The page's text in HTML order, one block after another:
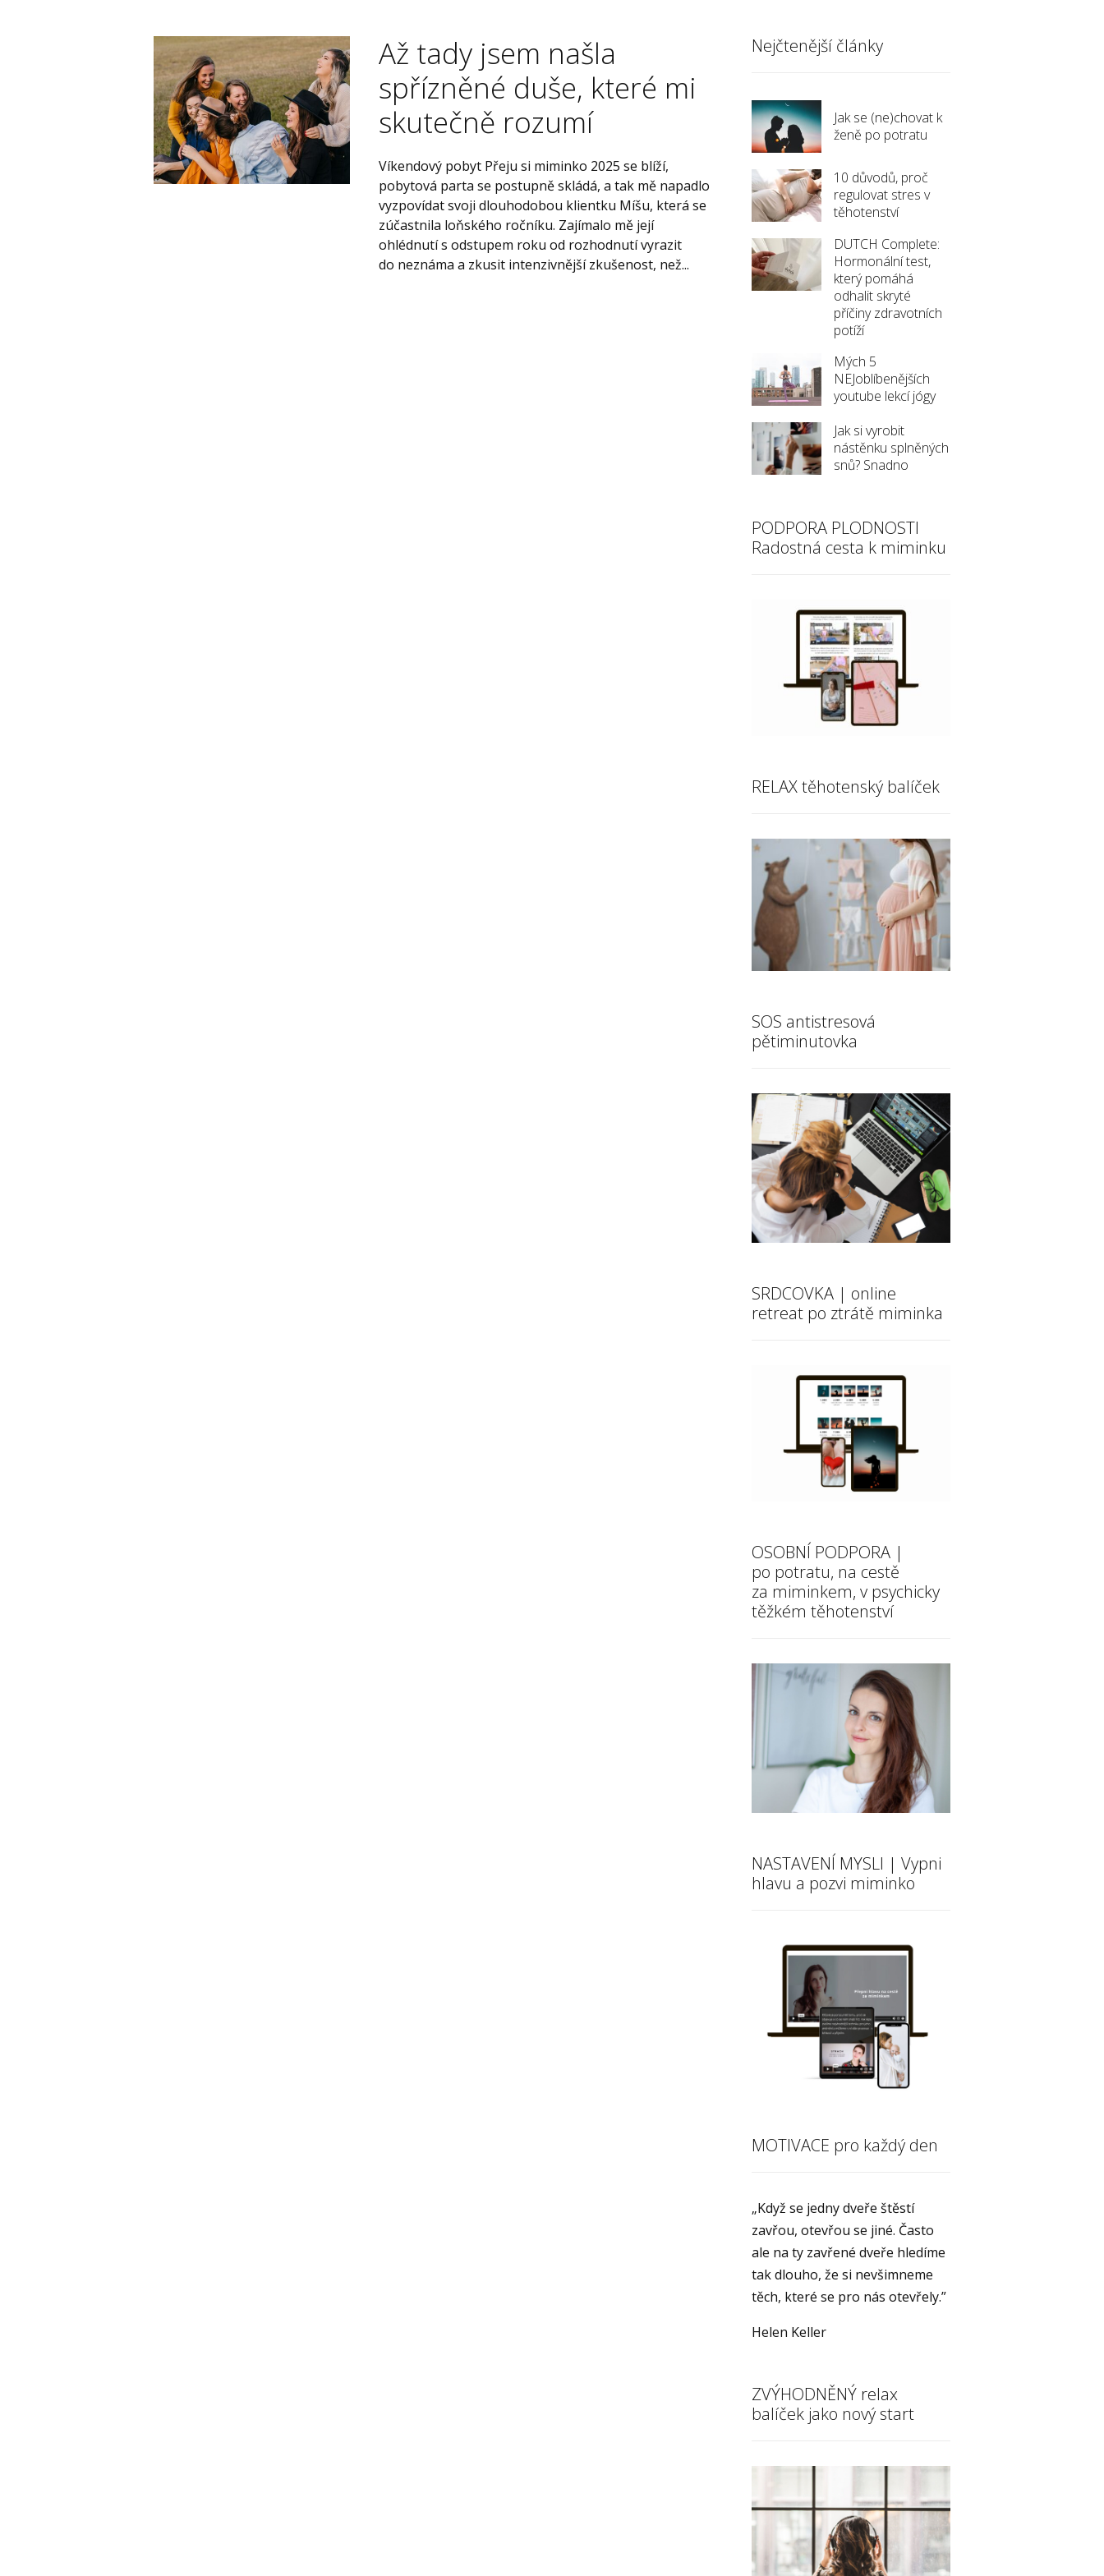
Až tady jsem našla
spřízněné duše, které mi
skutečně rozumí
Víkendový pobyt Přeju si miminko 2025 se blíží,
pobytová parta se postupně skládá, a tak mě napadlo
vyzpovídat svoji dlouhodobou klientku Míšu, která se
zúčastnila loňského ročníku. Zajímalo mě její
ohlédnutí s odstupem roku od rozhodnutí vyrazit
do neznáma a zkusit intenzivnější zkušenost, než...
Nejčtenější články
Jak se (ne)chovat k
ženě po potratu
10 důvodů, proč
regulovat stres v
těhotenství
DUTCH Complete:
Hormonální test,
který pomáhá
odhalit skryté
příčiny zdravotních
potíží
Mých 5
NEJoblíbenějších
youtube lekcí jógy
Jak si vyrobit
nástěnku splněných
snů? Snadno
PODPORA PLODNOSTI
Radostná cesta k miminku
RELAX těhotenský balíček
SOS antistresová
pětiminutovka
SRDCOVKA | online
retreat po ztrátě miminka
OSOBNÍ PODPORA |
po potratu, na cestě
za miminkem, v psychicky
těžkém těhotenství
NASTAVENÍ MYSLI | Vypni
hlavu a pozvi miminko
MOTIVACE pro každý den
„Když se jedny dveře štěstí
zavřou, otevřou se jiné. Často
ale na ty zavřené dveře hledíme
tak dlouho, že si nevšimneme
těch, které se pro nás otevřely.”
Helen Keller
ZVÝHODNĚNÝ relax
balíček jako nový start